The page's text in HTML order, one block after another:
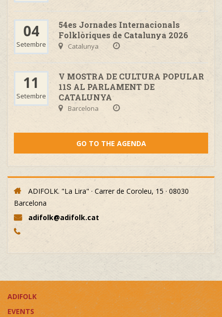
04
Setembre
54es Jornades Internacionals
Folklòriques de Catalunya 2026
Catalunya
11
Setembre
V MOSTRA DE CULTURA POPULAR
11S AL PARLAMENT DE
CATALUNYA
Barcelona
GO TO THE AGENDA
ADIFOLK. "La Lira" · Carrer de Coroleu, 15 · 08030
Barcelona
adifolk@adifolk.cat
ADIFOLK
EVENTS